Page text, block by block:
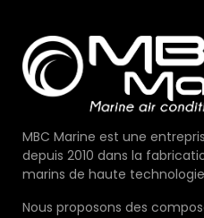
MBC Marine est une
depuis 2010 dans la
marins de haute
Nous proposons des